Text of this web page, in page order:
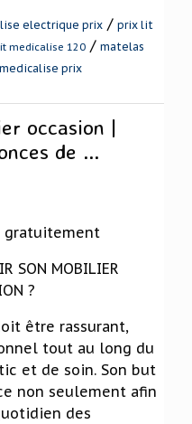
electrique prix / prix lit
medicalise 120 / matelas
prix
occasion |
de ...
gratuitement
SON MOBILIER
?
être rassurant,
tout au long du
et de soin. Son but
non seulement afin
des